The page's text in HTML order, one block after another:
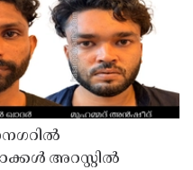
അറസ്റ്റിൽ